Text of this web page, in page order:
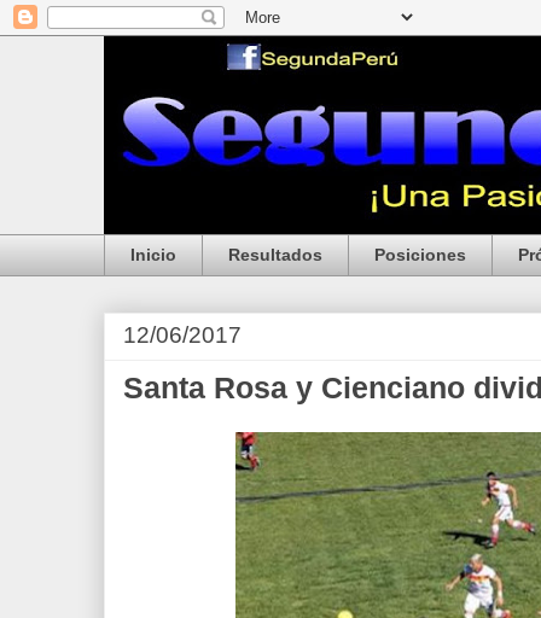
Inicio Resultados Posiciones
12/06/2017
Santa Rosa y Cienciano